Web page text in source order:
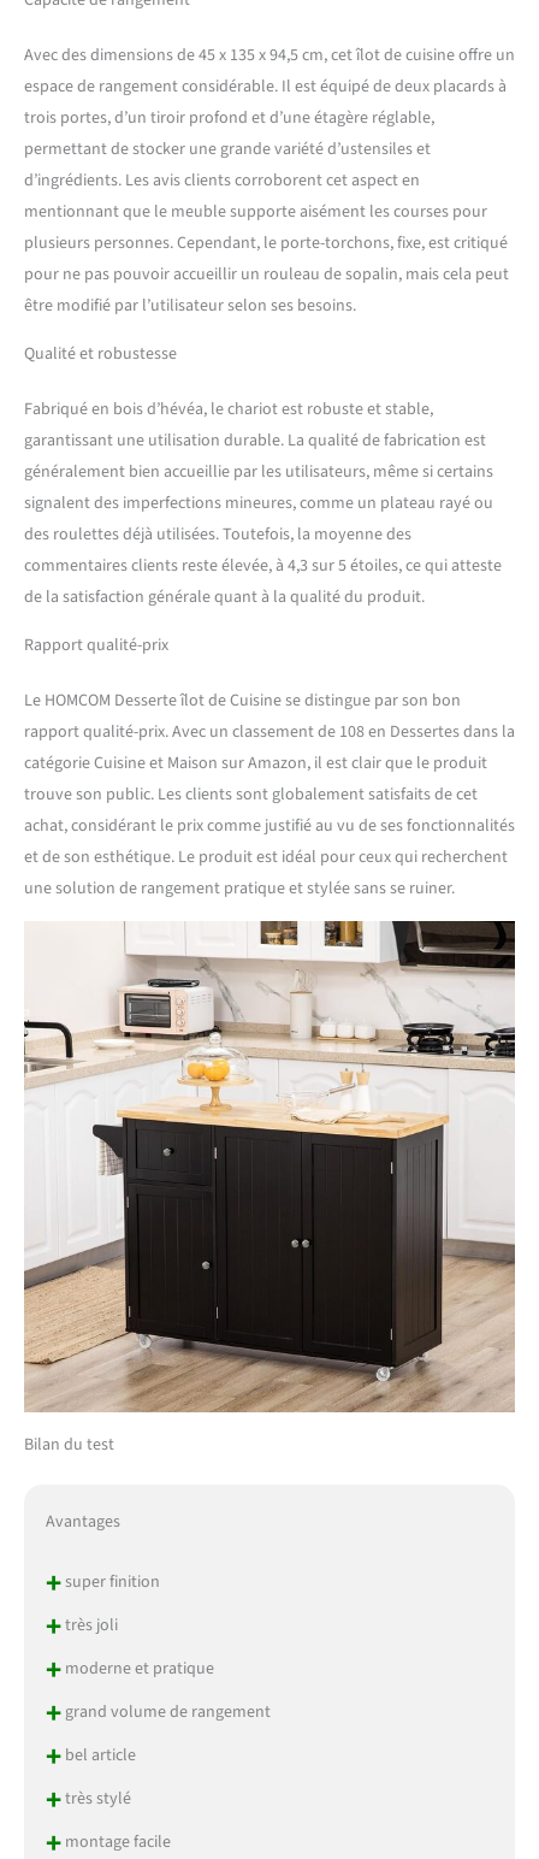
charnières de portes
robustes, 4 roulettes lisses
avec 2 freins assurent la
mobilité et la stabilité
MONTAGE FACILE, RAPIDE :
Grâce à la notice
d'assemblage illustrée
fournie. Dimensions totales
: 135L x 45l x 94,5H cm,
charge max. recommandée :
50 kg (au total), 8 kg
(étagère), 3 kg (tiroir).
Avec des dimensions de 45 x 135 x 94,5 cm, cet îlot de cuisine offre un
espace de rangement considérable. Il est équipé de deux placards à
trois portes, d’un tiroir profond et d’une étagère réglable,
permettant de stocker une grande variété d’ustensiles et
d’ingrédients. Les avis clients corroborent cet aspect en
mentionnant que le meuble supporte aisément les courses pour
plusieurs personnes. Cependant, le porte-torchons, fixe, est critiqué
pour ne pas pouvoir accueillir un rouleau de sopalin, mais cela peut
être modifié par l’utilisateur selon ses besoins.
Qualité et robustesse
Fabriqué en bois d’hévéa, le chariot est robuste et stable,
garantissant une utilisation durable. La qualité de fabrication est
généralement bien accueillie par les utilisateurs, même si certains
signalent des imperfections mineures, comme un plateau rayé ou
des roulettes déjà utilisées. Toutefois, la moyenne des
commentaires clients reste élevée, à 4,3 sur 5 étoiles, ce qui atteste
de la satisfaction générale quant à la qualité du produit.
Rapport qualité-prix
Le HOMCOM Desserte îlot de Cuisine se distingue par son bon
rapport qualité-prix. Avec un classement de 108 en Dessertes dans la
catégorie Cuisine et Maison sur Amazon, il est clair que le produit
trouve son public. Les clients sont globalement satisfaits de cet
achat, considérant le prix comme justifié au vu de ses fonctionnalités
et de son esthétique. Le produit est idéal pour ceux qui recherchent
une solution de rangement pratique et stylée sans se ruiner.
Bilan du test
Avantages
+super finition
+très joli
+moderne et pratique
+grand volume de rangement
+bel article
+très stylé
+montage facile